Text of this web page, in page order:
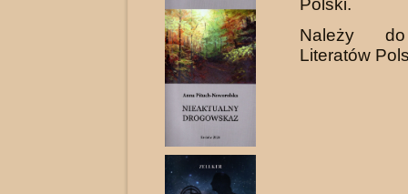
Polski.
Należy
Literatów